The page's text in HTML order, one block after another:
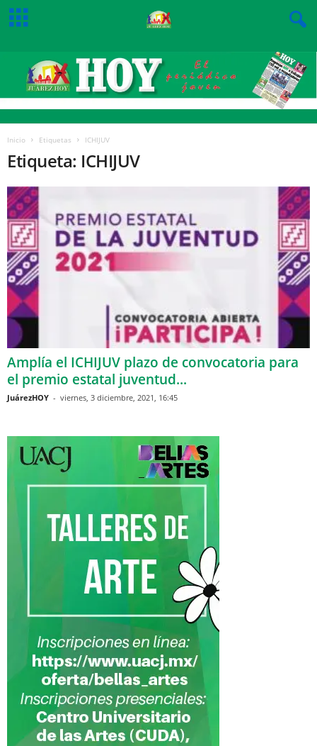
Inicio Etiquetas ICHIJUV
Etiqueta: ICHIJUV
Amplía el ICHIJUV plazo de convocatoria para
el premio estatal juventud...
JuárezHOY - viernes, 3 diciembre, 2021, 16:45